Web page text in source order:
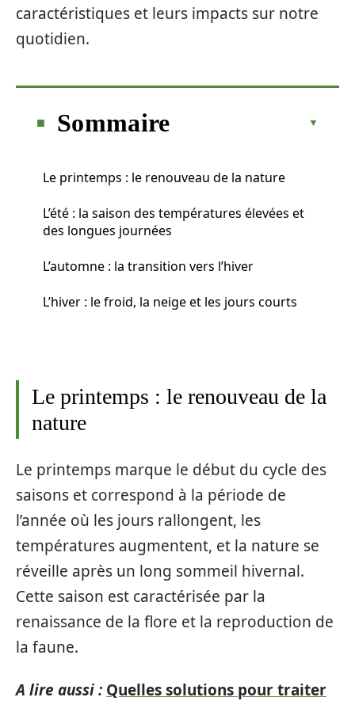
caractéristiques et leurs impacts sur notre
quotidien.
Sommaire
Le printemps : le renouveau de la nature
L’été : la saison des températures élevées et
des longues journées
L’automne : la transition vers l’hiver
L’hiver : le froid, la neige et les jours courts
Le printemps : le renouveau de la
nature
Le printemps marque le début du cycle des
saisons et correspond à la période de
l’année où les jours rallongent, les
températures augmentent, et la nature se
réveille après un long sommeil hivernal.
Cette saison est caractérisée par la
renaissance de la flore et la reproduction de
la faune.
A lire aussi : Quelles solutions pour traiter